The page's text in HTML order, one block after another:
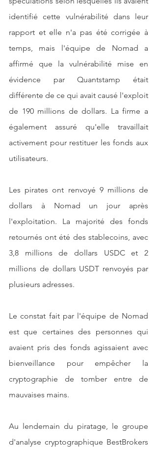
identifié cette vulnérabilité dans leur
rapport et elle n'a pas été corrigée à
temps, mais l'équipe de Nomad a
affirmé que la vulnérabilité mise en
évidence par Quantstamp était
différente de ce qui avait causé l'exploit
de 190 millions de dollars. La firme a
également assuré qu'elle travaillait
activement pour restituer les fonds aux
utilisateurs.
Les pirates ont renvoyé 9 millions de
dollars à Nomad un jour après
l'exploitation. La majorité des fonds
retournés ont été des stablecoins, avec
3,8 millions de dollars USDC et 2
millions de dollars USDT renvoyés par
plusieurs adresses.
Le constat fait par l'équipe de Nomad
est que certaines des personnes qui
avaient pris des fonds agissaient avec
bienveillance pour empêcher la
cryptographie de tomber entre de
mauvaises mains.
Au lendemain du piratage, le groupe
d'analyse cryptographique BestBrokers